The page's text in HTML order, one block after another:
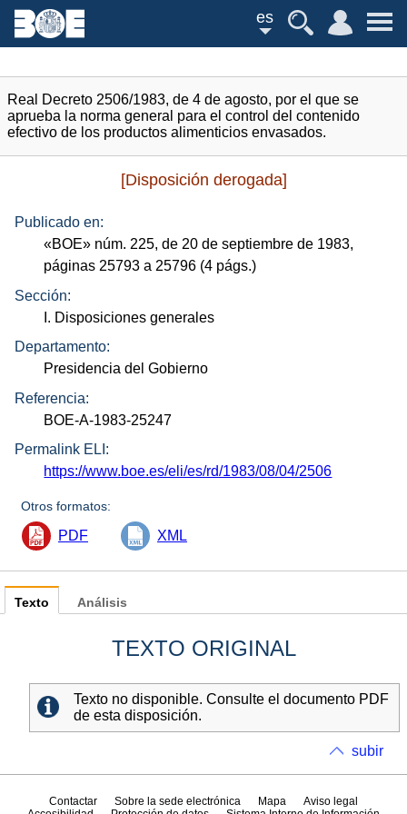
es
Real Decreto 2506/1983, de 4 de agosto, por el que se
aprueba la norma general para el control del contenido
efectivo de los productos alimenticios envasados.
[Disposición derogada]
Publicado en:
«BOE» núm. 225, de 20 de septiembre de 1983,
páginas 25793 a 25796 (4 págs.)
Sección:
I. Disposiciones generales
Departamento:
Presidencia del Gobierno
Referencia:
BOE-A-1983-25247
Permalink ELI:
https://www.boe.es/eli/es/rd/1983/08/04/2506
Otros formatos:
PDF XML
Texto
TEXTO ORIGINAL
Texto no disponible. Consulte el documento PDF
de esta disposición.
Análisis
subir
Contactar Sobre la sede electrónica Mapa
Aviso legal